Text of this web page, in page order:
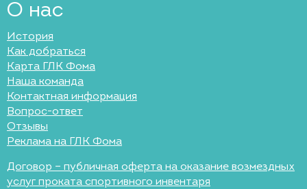
О нас
История
Как добраться
Карта ГЛК Фома
Наша команда
Контактная информация
Вопрос-ответ
Отзывы
Реклама на ГЛК Фома
Договор – публичная оферта на оказание возмездных
услуг проката спортивного инвентаря